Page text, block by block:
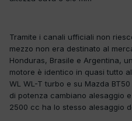
Tramite i canali ufficiali non
mezzo non era destinato al
Honduras, Brasile e Argentina,
motore è identico in quasi tutto
WL WL-T turbo e su Mazda
di potenza cambiano alesaggio
2500 cc ha lo stesso alesaggio